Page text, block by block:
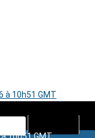
à 10h51 GMT
10h51 GMT